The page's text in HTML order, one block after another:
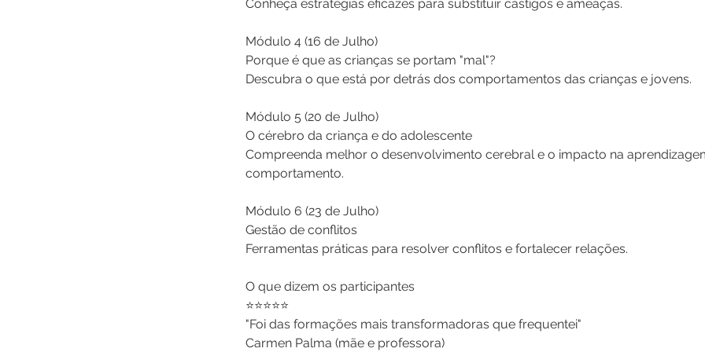
Conheça estratégias eficazes para substituir castigos e ameaças.
Módulo 4 (16 de Julho)
Porque é que as crianças se portam "mal"?
Descubra o que está por detrás dos comportamentos das crianças e jovens.
Módulo 5 (20 de Julho)
O cérebro da criança e do adolescente
Compreenda melhor o desenvolvimento cerebral e o impacto na
comportamento.
Módulo 6 (23 de Julho)
Gestão de conflitos
Ferramentas práticas para resolver conflitos e fortalecer relações.
O que dizem os participantes
⭐️⭐️⭐️⭐️⭐️
"Foi das formações mais transformadoras que frequentei"
Carmen Palma (mãe e professora)